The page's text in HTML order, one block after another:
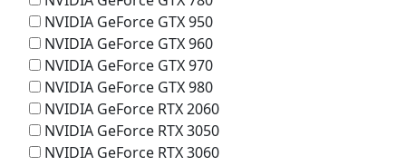
NVIDIA GeForce GTX 950
NVIDIA GeForce GTX 960
NVIDIA GeForce GTX 970
NVIDIA GeForce GTX 980
NVIDIA GeForce RTX 2060
NVIDIA GeForce RTX 3050
NVIDIA GeForce RTX 3060